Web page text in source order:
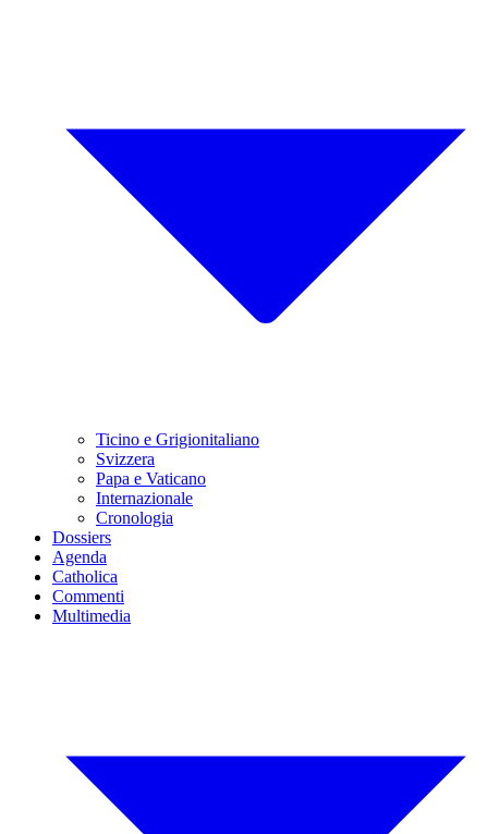
Ticino e Grigionitaliano
Svizzera
Papa e Vaticano
Internazionale
Cronologia
Dossiers
Agenda
Catholica
Commenti
Multimedia